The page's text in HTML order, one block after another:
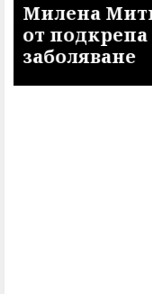
Милена
от подкрепа
заболяване